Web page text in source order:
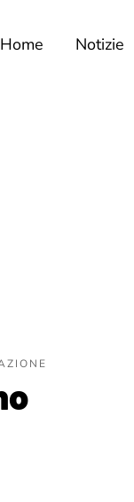
Home Notizie